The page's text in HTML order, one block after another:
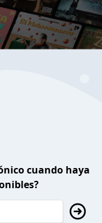
cuando haya